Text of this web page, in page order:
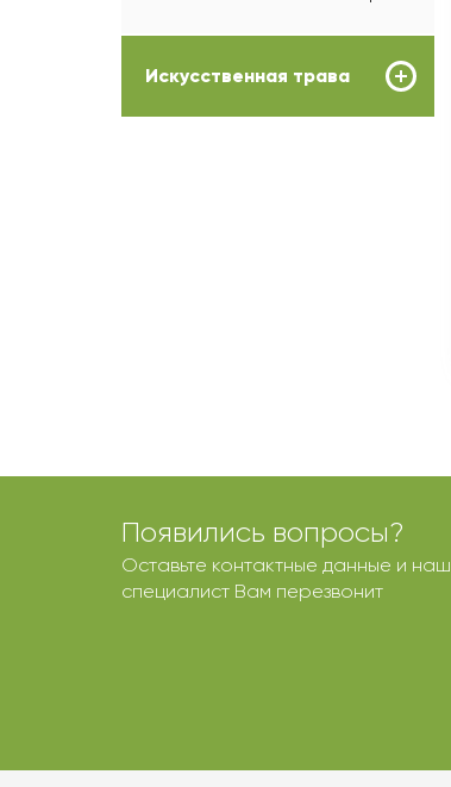
Искусственная трава
Появились вопросы?
Оставьте контактные данные и наш
специалист Вам перезвонит